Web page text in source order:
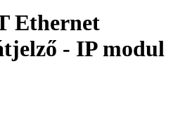
Ethernet
- IP modul